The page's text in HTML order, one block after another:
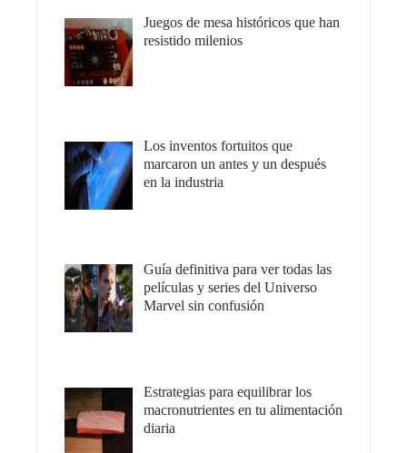
Juegos de mesa históricos que han
resistido milenios
Los inventos fortuitos que
marcaron un antes y un después
en la industria
Guía definitiva para ver todas las
películas y series del Universo
Marvel sin confusión
Estrategias para equilibrar los
macronutrientes en tu alimentación
diaria